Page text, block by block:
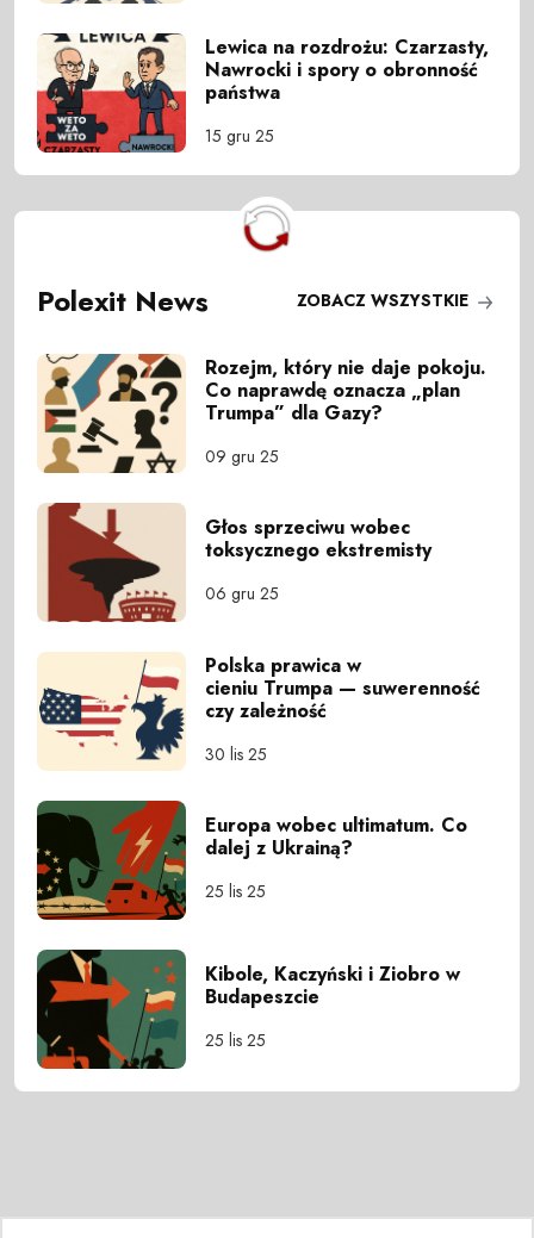
Lewica na rozdrożu: Czarzasty,
Nawrocki i spory o obronność
państwa
15 gru 25
Polexit News ZOBACZ WSZYSTKIE
Rozejm, który nie daje pokoju.
Co naprawdę oznacza „plan
Trumpa” dla Gazy?
09 gru 25
Głos sprzeciwu wobec
toksycznego ekstremisty
06 gru 25
Polska prawica w
cieniu Trumpa — suwerenność
czy zależność
30 lis 25
Europa wobec ultimatum. Co
dalej z Ukrainą?
25 lis 25
Kibole, Kaczyński i Ziobro w
Budapeszcie
25 lis 25